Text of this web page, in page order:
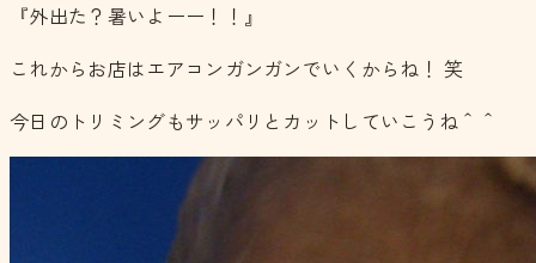
『外出た？暑いよーー！！』
これからお店はエアコンガンガンでいくからね！ 笑
今日のトリミングもサッパリとカットしていこうね＾＾